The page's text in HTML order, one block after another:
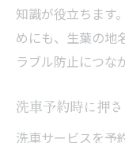
知識が役立ちます
めにも、生葉の地
ラブル防止につな
洗車予約時に押
洗車サービスを予